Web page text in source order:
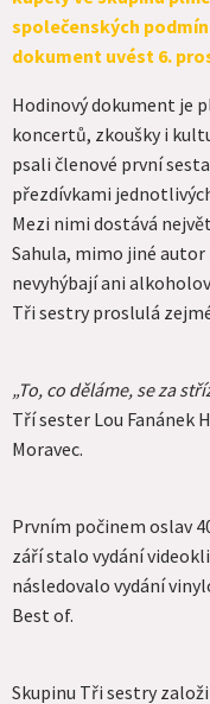
společenských
dokument uvést 6.
Hodinový dokument je
koncertů, zkoušky i
psali členové první
přezdívkami
Mezi nimi dostává
Sahula, mimo jiné
nevyhýbají ani
Tři sestry proslulá
„To, co děláme, se za
Tří sester Lou Fanánek
Moravec.
Prvním počinem oslav
září stalo vydání
následovalo vydání
Best of.
Skupinu Tři sestry